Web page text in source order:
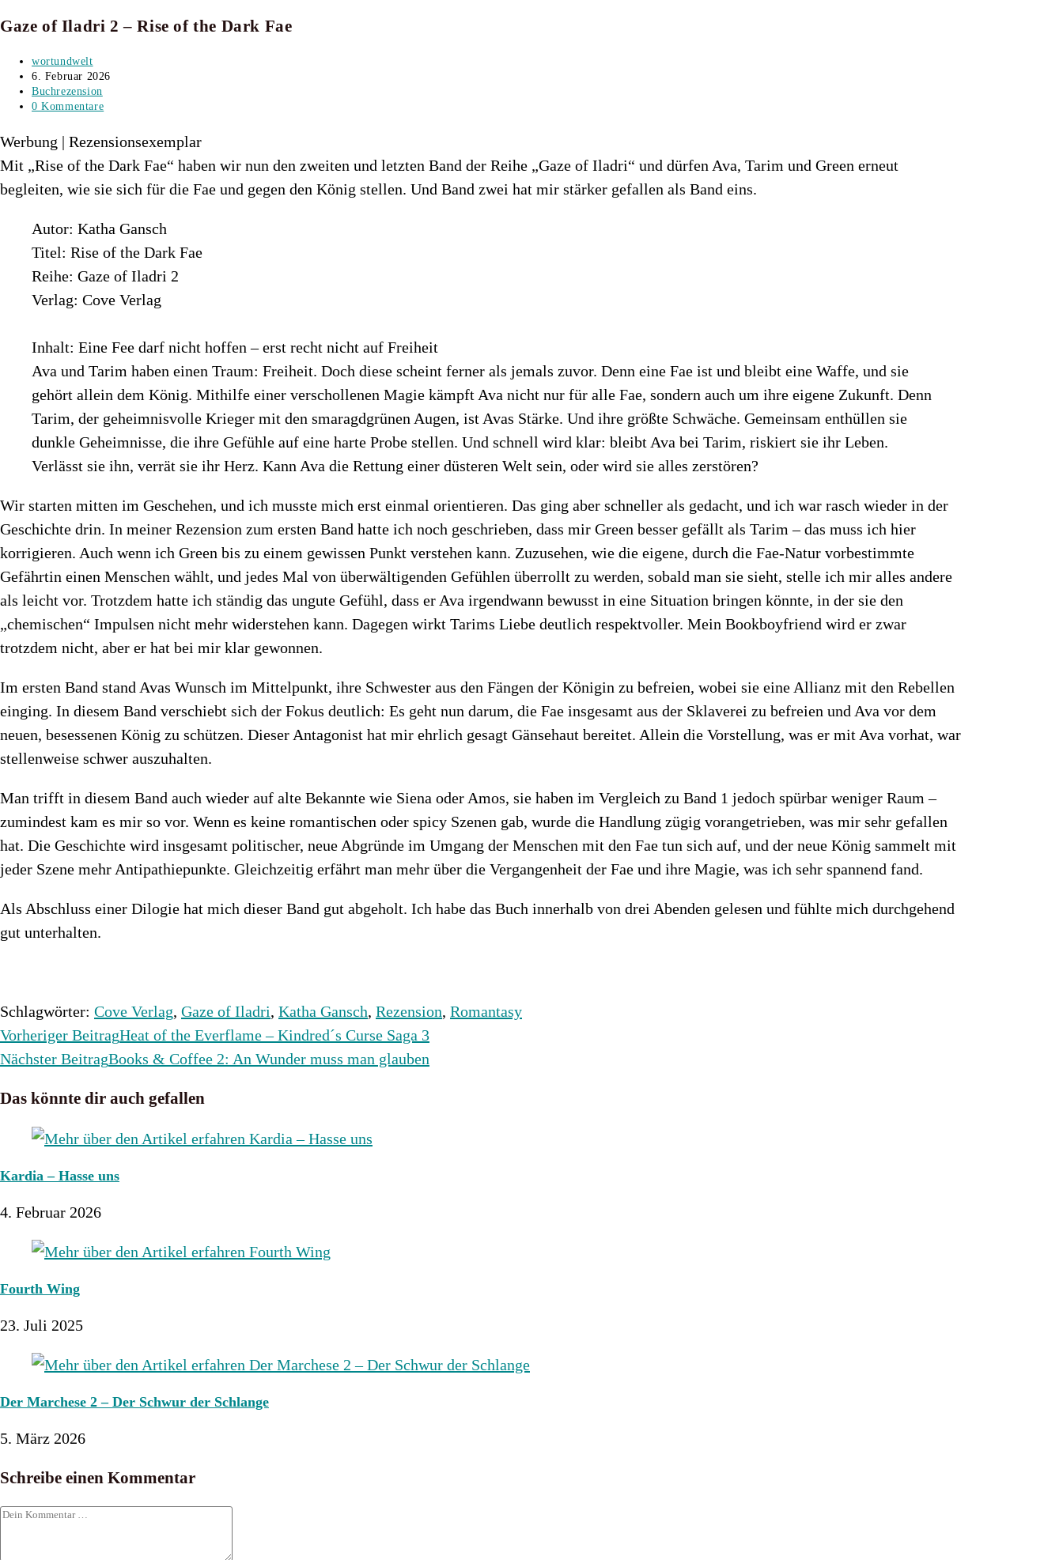
Gaze of Iladri 2 – Rise of the Dark Fae
Beitrags-
Autor:
wortundwelt
Beitrag
veröffentlicht:
6. Februar 2026
Beitrags-
Kategorie:
Buchrezension
Beitrags-
0 Kommentare
Werbung | Rezensionsexemplar
Mit „Rise of the Dark Fae“ haben wir nun den zweiten und letzten Band der Reihe „Gaze of Iladri“ und dürfen Ava, Tarim und Green erneut
begleiten, wie sie sich für die Fae und gegen den König stellen. Und Band zwei hat mir stärker gefallen als Band eins.
Autor: Katha Gansch
Titel: Rise of the Dark Fae
Reihe: Gaze of Iladri 2
Verlag: Cove Verlag
Inhalt: Eine Fee darf nicht hoffen – erst recht nicht auf Freiheit
Ava und Tarim haben einen Traum: Freiheit. Doch diese scheint ferner als jemals zuvor. Denn eine Fae ist und bleibt eine Waffe, und sie
gehört allein dem König. Mithilfe einer verschollenen Magie kämpft Ava nicht nur für alle Fae, sondern auch um ihre eigene Zukunft. Denn
Tarim, der geheimnisvolle Krieger mit den smaragdgrünen Augen, ist Avas Stärke. Und ihre größte Schwäche. Gemeinsam enthüllen sie
dunkle Geheimnisse, die ihre Gefühle auf eine harte Probe stellen. Und schnell wird klar: bleibt Ava bei Tarim, riskiert sie ihr Leben.
Verlässt sie ihn, verrät sie ihr Herz. Kann Ava die Rettung einer düsteren Welt sein, oder wird sie alles zerstören?
Wir starten mitten im Geschehen, und ich musste mich erst einmal orientieren. Das ging aber schneller als gedacht, und ich war rasch wieder in der
Geschichte drin. In meiner Rezension zum ersten Band hatte ich noch geschrieben, dass mir Green besser gefällt als Tarim – das muss ich hier
korrigieren. Auch wenn ich Green bis zu einem gewissen Punkt verstehen kann. Zuzusehen, wie die eigene, durch die Fae-Natur vorbestimmte
Gefährtin einen Menschen wählt, und jedes Mal von überwältigenden Gefühlen überrollt zu werden, sobald man sie sieht, stelle ich mir alles andere
als leicht vor. Trotzdem hatte ich ständig das ungute Gefühl, dass er Ava irgendwann bewusst in eine Situation bringen könnte, in der sie den
„chemischen“ Impulsen nicht mehr widerstehen kann. Dagegen wirkt Tarims Liebe deutlich respektvoller. Mein Bookboyfriend wird er zwar
trotzdem nicht, aber er hat bei mir klar gewonnen.
Im ersten Band stand Avas Wunsch im Mittelpunkt, ihre Schwester aus den Fängen der Königin zu befreien, wobei sie eine Allianz mit den Rebellen
einging. In diesem Band verschiebt sich der Fokus deutlich: Es geht nun darum, die Fae insgesamt aus der Sklaverei zu befreien und Ava vor dem
neuen, besessenen König zu schützen. Dieser Antagonist hat mir ehrlich gesagt Gänsehaut bereitet. Allein die Vorstellung, was er mit Ava vorhat, war
stellenweise schwer auszuhalten.
Man trifft in diesem Band auch wieder auf alte Bekannte wie Siena oder Amos, sie haben im Vergleich zu Band 1 jedoch spürbar weniger Raum –
zumindest kam es mir so vor. Wenn es keine romantischen oder spicy Szenen gab, wurde die Handlung zügig vorangetrieben, was mir sehr gefallen
hat. Die Geschichte wird insgesamt politischer, neue Abgründe im Umgang der Menschen mit den Fae tun sich auf, und der neue König sammelt mit
jeder Szene mehr Antipathiepunkte. Gleichzeitig erfährt man mehr über die Vergangenheit der Fae und ihre Magie, was ich sehr spannend fand.
Als Abschluss einer Dilogie hat mich dieser Band gut abgeholt. Ich habe das Buch innerhalb von drei Abenden gelesen und fühlte mich durchgehend
gut unterhalten.
Schlagwörter: Cove Verlag, Gaze of Iladri, Katha Gansch, Rezension, Romantasy
Weitere
Artikel
Vorheriger BeitragHeat of the Everflame – Kindred´s Curse Saga 3
Nächster BeitragBooks & Coffee 2: An Wunder muss man glauben
Das könnte dir auch gefallen
Kardia – Hasse uns
4. Februar 2026
Fourth Wing
23. Juli 2025
Der Marchese 2 – Der Schwur der Schlange
5. März 2026
Schreibe einen Kommentar
Kommentar